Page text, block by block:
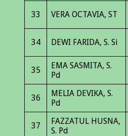
33 VERA OCTAVIA, ST
34 DEWI FARIDA, S. Si
35
EMA SASMITA, S.
Pd
36
MELIA DEVIKA, S.
Pd
37
FAZZATUL HUSNA,
S. Pd